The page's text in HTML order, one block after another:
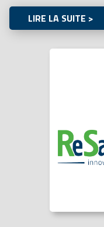
LIRE LA SUITE >